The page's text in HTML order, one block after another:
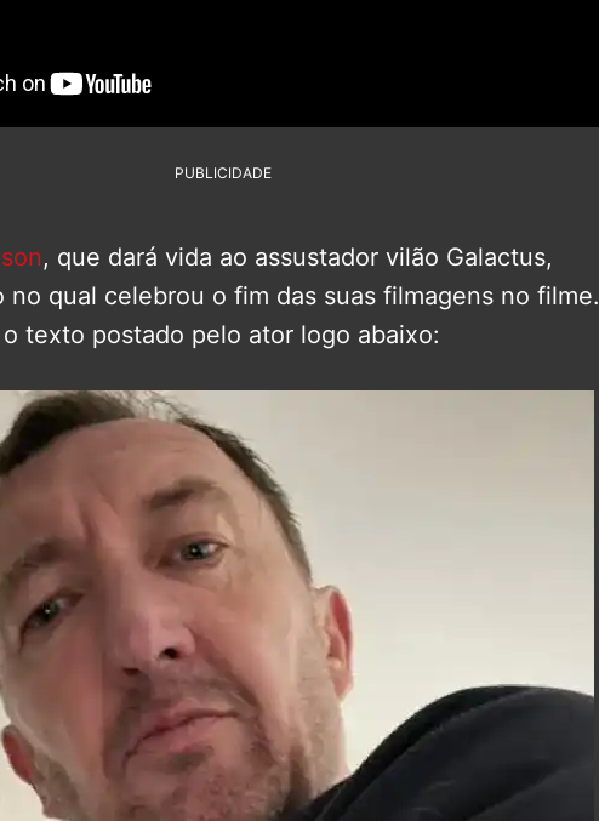
PUBLICIDADE
, que dará vida ao assustador vilão Galactus,
no qual celebrou o fim das suas filmagens no filme.
texto postado pelo ator logo abaixo: